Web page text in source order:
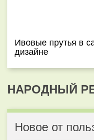
Ивовые прутья в
дизайне
НАРОДНЫЙ
Новое от